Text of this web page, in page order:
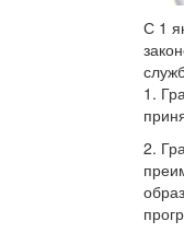
С 1
1.
2.